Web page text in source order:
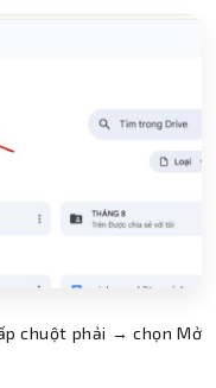
chuột phải → chọn Mở